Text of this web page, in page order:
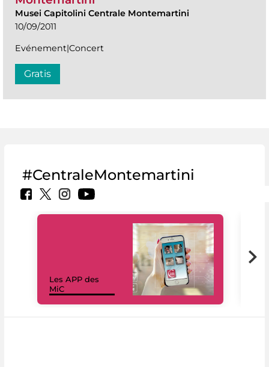
Musei Capitolini Centrale Montemartini
10/09/2011
Evénement|Concert
Gratis
#CentraleMontemartini
Les APP des
MiC